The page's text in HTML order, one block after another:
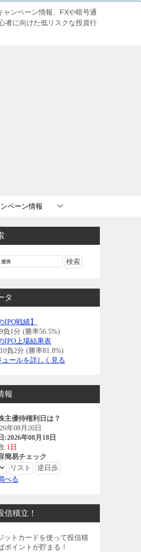
ンペーン情報、FXや暗号通
者に向けた低リスクな投資行
ペーン情報
タ
IPO戦績】
負1分 (勝率56.5%)
IPO上場結果表
負2分 (勝率81.8%)
ュールを詳しく見る
報
主優待権利日は？
年08月20日
:2026年08月18日
:1日
簡易チェック
べる
信積立！
ットカードを使って投信積
ポイントが貯まる！